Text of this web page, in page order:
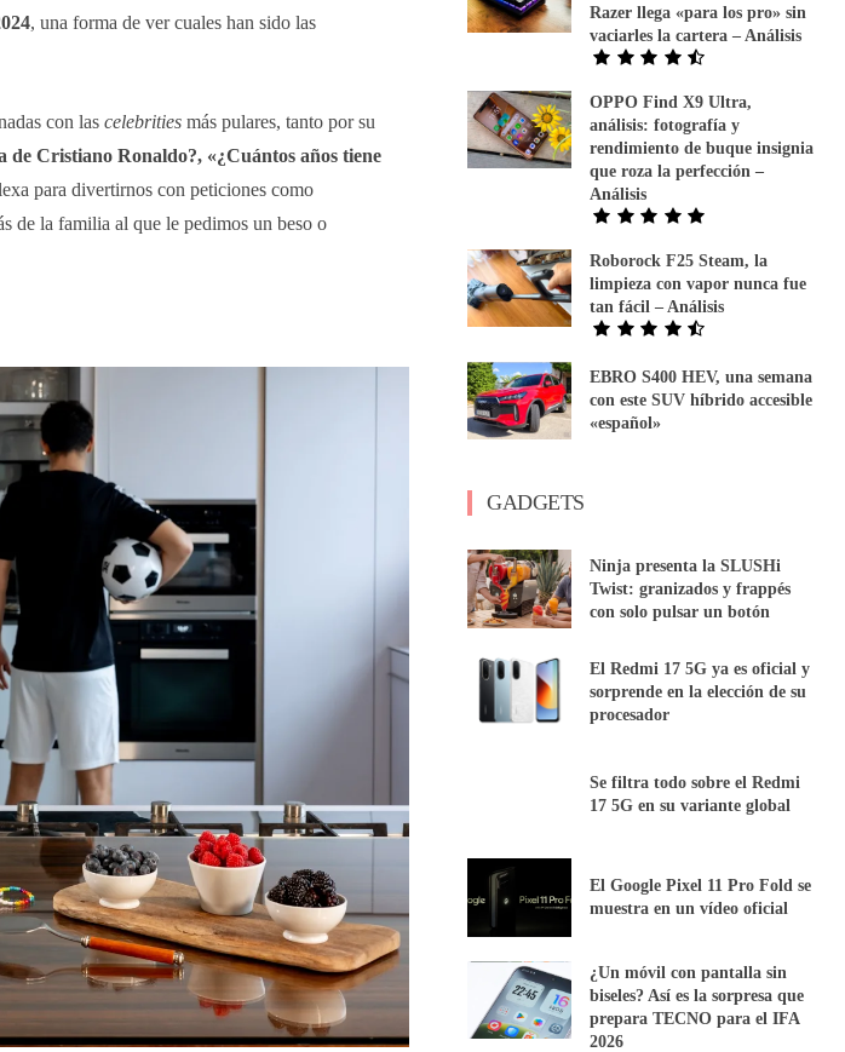
, una forma de ver cuales han sido las
con las celebrities más pulares, tanto por su
de Cristiano Ronaldo?, «¿Cuántos años tiene
para divertirnos con peticiones como
de la familia al que le pedimos un beso o
Razer llega «para los pro» sin
vaciarles la cartera – Análisis
OPPO Find X9 Ultra,
análisis: fotografía y
rendimiento de buque insignia
que roza la perfección –
Análisis
Roborock F25 Steam, la
limpieza con vapor nunca fue
tan fácil – Análisis
EBRO S400 HEV, una semana
con este SUV híbrido accesible
«español»
GADGETS
Ninja presenta la SLUSHi
Twist: granizados y frappés
con solo pulsar un botón
El Redmi 17 5G ya es oficial y
sorprende en la elección de su
procesador
Se filtra todo sobre el Redmi
17 5G en su variante global
El Google Pixel 11 Pro Fold se
muestra en un vídeo oficial
¿Un móvil con pantalla sin
biseles? Así es la sorpresa que
prepara TECNO para el IFA
2026